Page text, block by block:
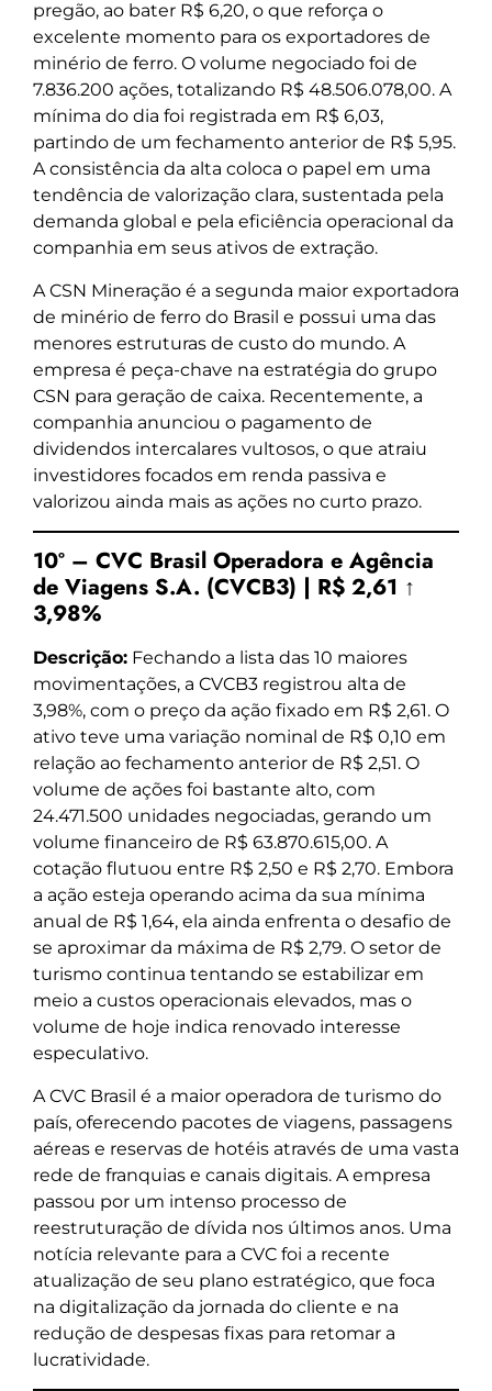
pregão, ao bater R$ 6,20, o que reforça o
excelente momento para os exportadores de
minério de ferro. O volume negociado foi de
7.836.200 ações, totalizando R$ 48.506.078,00. A
mínima do dia foi registrada em R$ 6,03,
partindo de um fechamento anterior de R$ 5,95.
A consistência da alta coloca o papel em uma
tendência de valorização clara, sustentada pela
demanda global e pela eficiência operacional da
companhia em seus ativos de extração.
A CSN Mineração é a segunda maior exportadora
de minério de ferro do Brasil e possui uma das
menores estruturas de custo do mundo. A
empresa é peça-chave na estratégia do grupo
CSN para geração de caixa. Recentemente, a
companhia anunciou o pagamento de
dividendos intercalares vultosos, o que atraiu
investidores focados em renda passiva e
valorizou ainda mais as ações no curto prazo.
10º – CVC Brasil Operadora e Agência
de Viagens S.A. (CVCB3) | R$ 2,61 ↑
3,98%
Descrição: Fechando a lista das 10 maiores
movimentações, a CVCB3 registrou alta de
3,98%, com o preço da ação fixado em R$ 2,61. O
ativo teve uma variação nominal de R$ 0,10 em
relação ao fechamento anterior de R$ 2,51. O
volume de ações foi bastante alto, com
24.471.500 unidades negociadas, gerando um
volume financeiro de R$ 63.870.615,00. A
cotação flutuou entre R$ 2,50 e R$ 2,70. Embora
a ação esteja operando acima da sua mínima
anual de R$ 1,64, ela ainda enfrenta o desafio de
se aproximar da máxima de R$ 2,79. O setor de
turismo continua tentando se estabilizar em
meio a custos operacionais elevados, mas o
volume de hoje indica renovado interesse
especulativo.
A CVC Brasil é a maior operadora de turismo do
país, oferecendo pacotes de viagens, passagens
aéreas e reservas de hotéis através de uma vasta
rede de franquias e canais digitais. A empresa
passou por um intenso processo de
reestruturação de dívida nos últimos anos. Uma
notícia relevante para a CVC foi a recente
atualização de seu plano estratégico, que foca
na digitalização da jornada do cliente e na
redução de despesas fixas para retomar a
lucratividade.